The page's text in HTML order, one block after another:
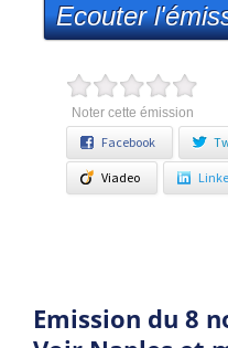
Ecouter
Noter cette émission
Facebook
Viadeo
Emission du 8